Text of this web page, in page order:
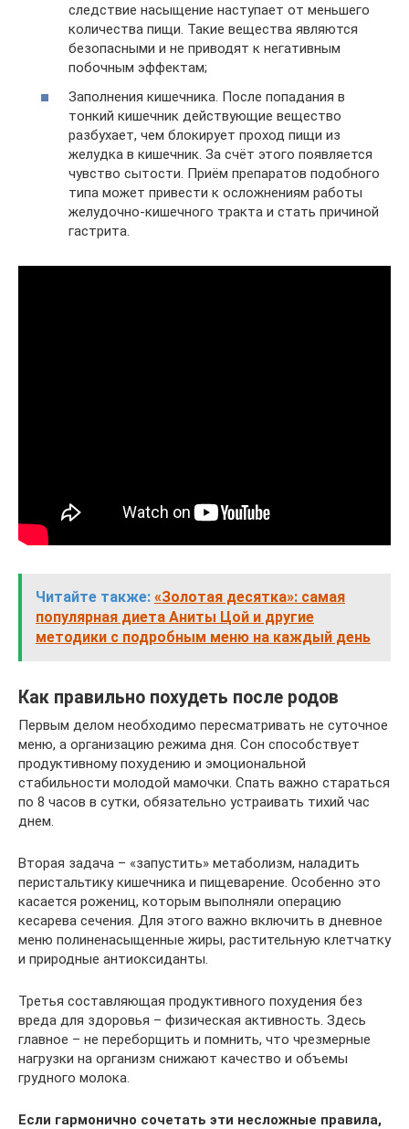
следствие насыщение наступает от меньшего
количества пищи. Такие вещества являются
безопасными и не приводят к негативным
побочным эффектам;
Заполнения кишечника. После попадания в
тонкий кишечник действующие вещество
разбухает, чем блокирует проход пищи из
желудка в кишечник. За счёт этого появляется
чувство сытости. Приём препаратов подобного
типа может привести к осложнениям работы
желудочно-кишечного тракта и стать причиной
гастрита.
Читайте также: «Золотая десятка»: самая
популярная диета Аниты Цой и другие
методики с подробным меню на каждый день
Как правильно похудеть после родов
Первым делом необходимо пересматривать не суточное
меню, а организацию режима дня. Сон способствует
продуктивному похудению и эмоциональной
стабильности молодой мамочки. Спать важно стараться
по 8 часов в сутки, обязательно устраивать тихий час
днем.
Вторая задача – «запустить» метаболизм, наладить
перистальтику кишечника и пищеварение. Особенно это
касается рожениц, которым выполняли операцию
кесарева сечения. Для этого важно включить в дневное
меню полиненасыщенные жиры, растительную клетчатку
и природные антиоксиданты.
Третья составляющая продуктивного похудения без
вреда для здоровья – физическая активность. Здесь
главное – не переборщить и помнить, что чрезмерные
нагрузки на организм снижают качество и объемы
грудного молока.
Если гармонично сочетать эти несложные правила,